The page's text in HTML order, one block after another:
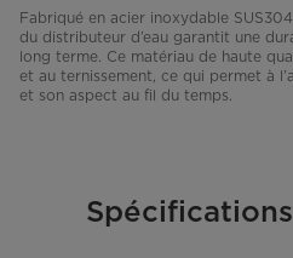
Fabriqué en acier inoxydable
du distributeur d’eau garantit une
long terme. Ce matériau de haute
et au ternissement, ce qui permet à
et son aspect au fil du temps.